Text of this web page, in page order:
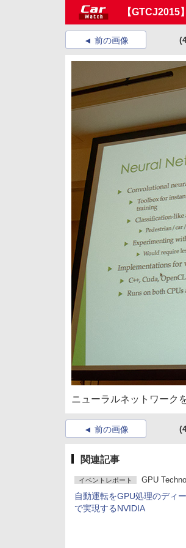
【
前の画像
ニューラルネットワーク
前の画像
関連記事
イベントレポート GPU
自動運転をGPU処理のディ
で実現するNVIDIA